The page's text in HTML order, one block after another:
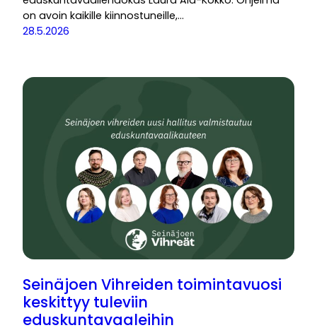
on avoin kaikille kiinnostuneille,…
28.5.2026
Seinäjoen Vihreiden toimintavuosi
keskittyy tuleviin
eduskuntavaaleihin